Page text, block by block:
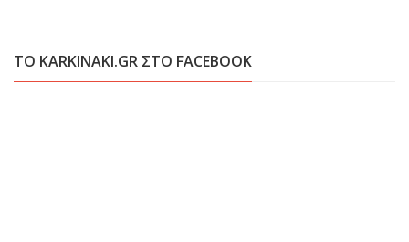
ΤΟ KARKINAKI.GR ΣΤΟ FACEBOOK